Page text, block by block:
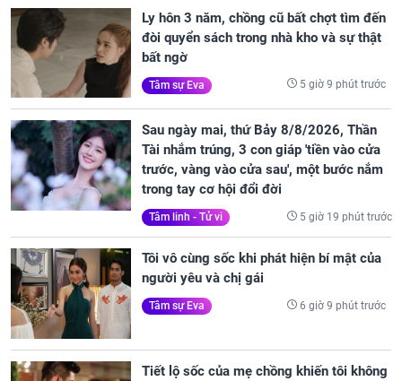
Ly hôn 3 năm, chồng cũ bất chợt tìm đến
đòi quyển sách trong nhà kho và sự thật
bất ngờ
Tâm sự Eva 5 giờ 9 phút trước
Sau ngày mai, thứ Bảy 8/8/2026, Thần
Tài nhắm trúng, 3 con giáp 'tiền vào cửa
trước, vàng vào cửa sau', một bước nắm
trong tay cơ hội đổi đời
Tâm linh - Tử vi 5 giờ 19 phút trước
Tôi vô cùng sốc khi phát hiện bí mật của
người yêu và chị gái
Tâm sự Eva 6 giờ 9 phút trước
Tiết lộ sốc của mẹ chồng khiến tôi không